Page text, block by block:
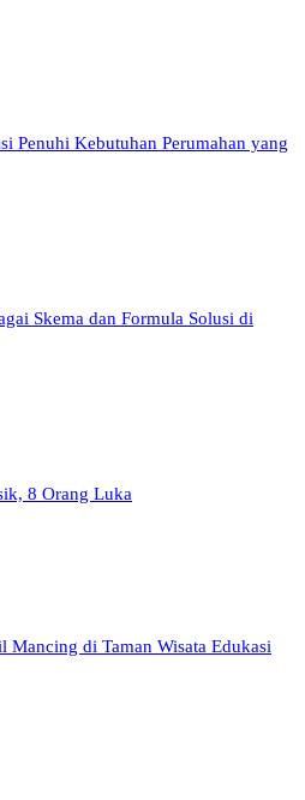
Penuhi Kebutuhan Perumahan yang
Skema dan Formula Solusi di
8 Orang Luka
di Taman Wisata Edukasi